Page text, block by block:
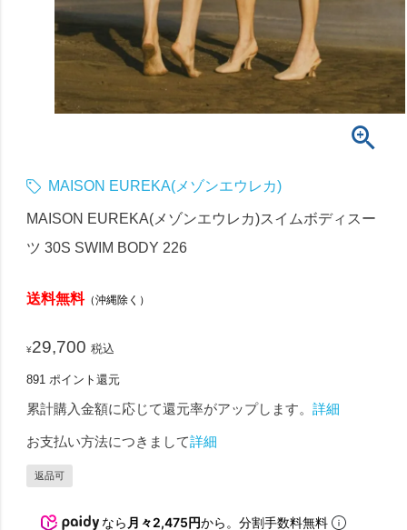
MAISON EUREKA(メゾンエウレカ)
MAISON EUREKA(メゾンエウレカ)スイムボディスー
ツ 30S SWIM BODY 226
送料無料（沖縄除く）
¥29,700 税込
891 ポイント還元
累計購入金額に応じて還元率がアップします。詳細
お支払い方法につきまして詳細
返品可
なら 月々2,475円から。分割手数料無料